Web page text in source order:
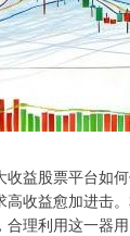
益股票平台如
收益愈加进击
理利用这一器用